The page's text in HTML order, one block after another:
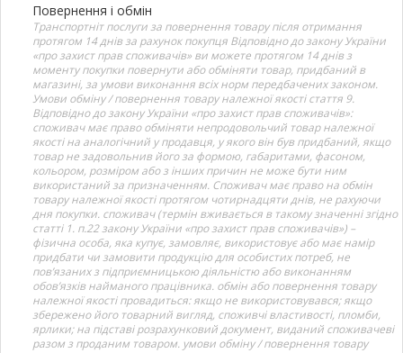
Повернення і обмін
Транспортніт послуги за повернення товару після отримання
протягом 14 днів за рахунок покупця Відповідно до закону України
«про захист прав споживачів» ви можете протягом 14 днів з
моменту покупки повернути або обміняти товар, придбаний в
магазині, за умови виконання всіх норм передбачених законом.
Умови обміну / повернення товару належної якості стаття 9.
Відповідно до закону України «про захист прав споживачів»:
споживач має право обміняти непродовольчий товар належної
якості на аналогічний у продавця, у якого він був придбаний, якщо
товар не задовольнив його за формою, габаритами, фасоном,
кольором, розміром або з інших причин не може бути ним
використаний за призначенням. Споживач має право на обмін
товару належної якості протягом чотирнадцяти днів, не рахуючи
дня покупки. споживач (термін вживається в такому значенні згідно
статті 1. п.22 закону України «про захист прав споживачів») –
фізична особа, яка купує, замовляє, використовує або має намір
придбати чи замовити продукцію для особистих потреб, не
пов’язаних з підприємницькою діяльністю або виконанням
обов’язків найманого працівника. обмін або повернення товару
належної якості провадиться: якщо не використовувався; якщо
збережено його товарний вигляд, споживчі властивості, пломби,
ярлики; на підставі розрахунковий документ, виданий споживачеві
разом з проданим товаром. умови обміну / повернення товару